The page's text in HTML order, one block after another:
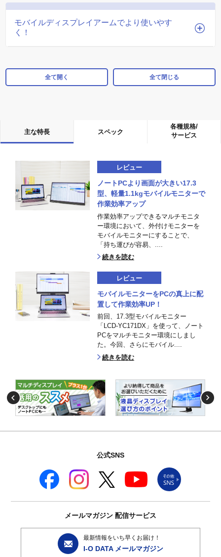
モバイルディスプレイアームでより使いやす
く！
全て開く 全て閉じる
主な特長 スペック
各種規格/
サービス
レビュー
ノートPCより画面が大きい17.3
型、軽量1.1kgモバイルモニターで
作業効率アップ
作業効率アップできるマルチモニタ
ー環境において、外付けモニターを
モバイルモニターにすることで、
「持ち運びが容易、....
続きを読む
レビュー
モバイルモニターをPCの真上に配
置して作業効率UP！
前回、17.3型モバイルモニター
「LCD-YC171DX」を使って、ノート
PCをマルチモニター環境にしまし
た。今回、さらにモバイル....
続きを読む
公式SNS
メールマガジン 配信サービス
最新情報をいち早くお届け！
I-O DATA メールマガジン